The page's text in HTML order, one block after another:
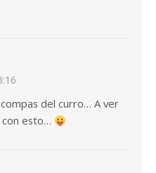
del curro… A ver
con esto…